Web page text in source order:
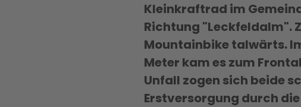
Kleinkraftrad im
Richtung "Leckfeldalm".
Mountainbike talwärts.
Meter kam es zum
Unfall zogen sich beide
Erstversorgung durch die